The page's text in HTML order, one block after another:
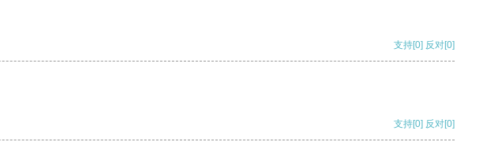
支持[0] 反对[0]
支持[0] 反对[0]